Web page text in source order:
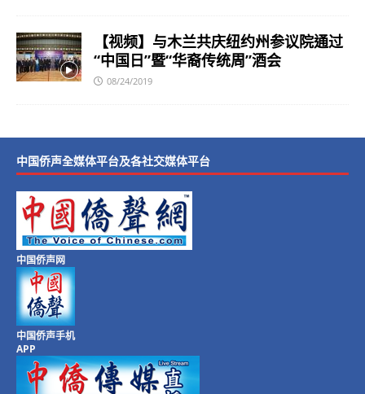
【视频】与木兰共庆纽约州参议院通过
“中国日”暨“华裔传统周”酒会
08/24/2019
中国侨声全媒体平台及各社交媒体平台
中国侨声网
中国侨声手机
APP